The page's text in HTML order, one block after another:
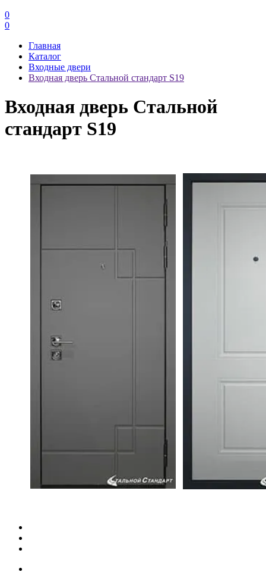
0
0
Главная
Каталог
Входные двери
Входная дверь Стальной стандарт S19
Входная дверь Стальной
стандарт S19